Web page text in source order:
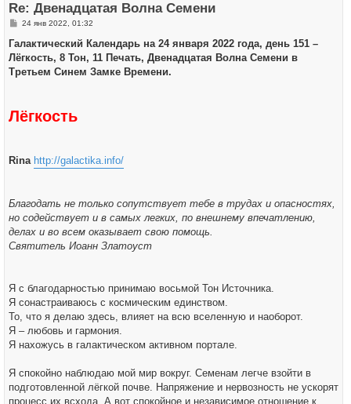
Re: Двенадцатая Волна Семени
С
о
щ
е
24 янв 2022, 01:32
Галактический Календарь на 24 января 2022 года, день 151 –
Лёгкость, 8 Тон, 11 Печать, Двенадцатая Волна Семени в
Третьем Синем Замке Времени.
Лёгкость
Rina http://galactika.info/
Благодать не только сопутствует тебе в трудах и опасностях,
но содействует и в самых легких, по внешнему впечатлению,
делах и во всем оказывает свою помощь.
Святитель Иоанн Златоуст
Я с благодарностью принимаю восьмой Тон Источника.
Я сонастраиваюсь с космическим единством.
То, что я делаю здесь, влияет на всю вселенную и наоборот.
Я – любовь и гармония.
Я нахожусь в галактическом активном портале.
Я спокойно наблюдаю мой мир вокруг. Семенам легче взойти в
подготовленной лёгкой почве. Напряжение и нервозность не ускорят
процесс их всхода. А вот спокойное и независимое отношение к